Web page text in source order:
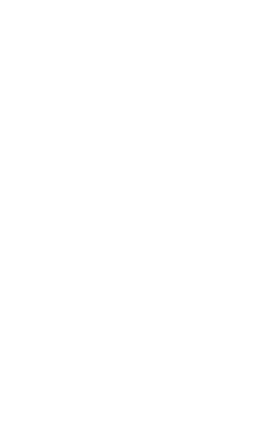
delle competenze
ed al fine di avere
posta in atto, è il
disposizione normativa
n. 34/2020, al fine di
sui livelli
sanitaria da
di ripresa, istituisce,
che può essere
e lavoratori), per